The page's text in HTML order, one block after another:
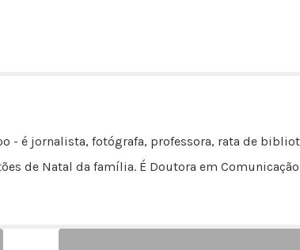
- é jornalista, fotógrafa, professora, rata de
de Natal da família. É Doutora em